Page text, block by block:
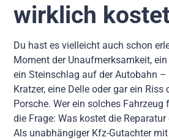
wirklich
Du hast es vielleicht auch schon
Moment der Unaufmerksamkeit,
ein Steinschlag auf der Autobahn
Kratzer, eine Delle oder gar ein Riss
Porsche. Wer ein solches
die Frage: Was kostet die
Als unabhängiger Kfz-Gutachter